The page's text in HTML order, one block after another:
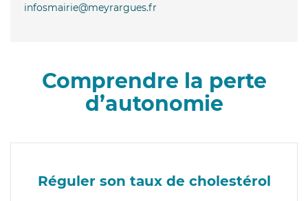
infosmairie@meyrargues.fr
Comprendre la perte
d’autonomie
Réguler son taux de cholestérol